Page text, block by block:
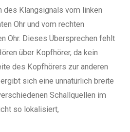
des Klangsignals vom linken
Ohr und vom rechten
Ohr. Dieses Übersprechen fehlt
über Kopfhörer, da kein
des Kopfhörers zur anderen
sich eine unnatürlich breite
Schallquellen im
so lokalisiert,